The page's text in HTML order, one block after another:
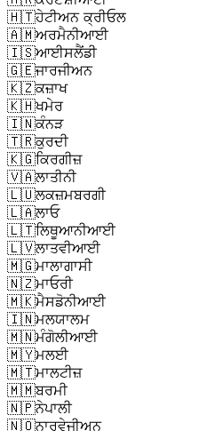
🇭🇹ਹੇਟੀਅਨ ਕ੍ਰੀਓਲ
🇦🇲ਅਰਮੈਨੀਆਈ
🇮🇸ਆਈਸਲੈਂਡੀ
🇬🇪ਜਾਰਜੀਅਨ
🇰🇿ਕਜ਼ਾਖ
🇰🇭ਖਮੇਰ
🇮🇳ਕੰਨੜ
🇹🇷ਕੁਰਦੀ
🇰🇬ਕਿਰਗੀਜ਼
🇻🇦ਲਾਤੀਨੀ
🇱🇺ਲਕਜ਼ਮਬਰਗੀ
🇱🇦ਲਾਓ
🇱🇹ਲਿਥੂਆਨੀਆਈ
🇱🇻ਲਾਤਵੀਆਈ
🇲🇬ਮਾਲਾਗਾਸੀ
🇳🇿ਮਾਓਰੀ
🇲🇰ਮੈਸਡੋਨੀਆਈ
🇮🇳ਮਲਯਾਲਮ
🇲🇳ਮੰਗੋਲੀਆਈ
🇲🇾ਮਲਈ
🇲🇹ਮਾਲਟੀਜ਼
🇲🇲ਬਰਮੀ
🇳🇵ਨੇਪਾਲੀ
🇳🇴ਨਾਰਵੇਜੀਅਨ